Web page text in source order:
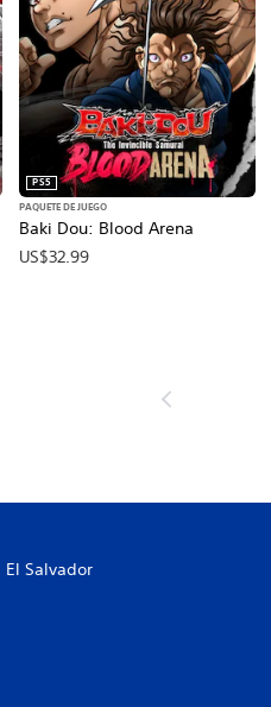
Baki Dou: Blood Arena
PS5
PAQUETE DE JUEGO
US$32.99
Salvador